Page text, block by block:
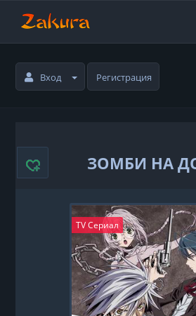
Вход Регистрация
ЗОМБИ НА
TV Сериал